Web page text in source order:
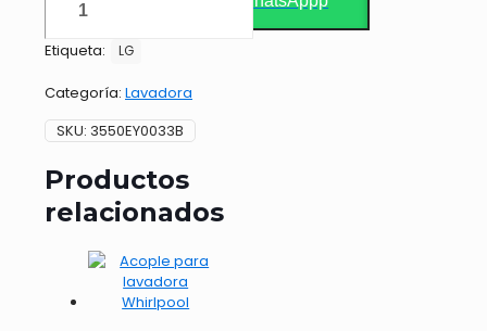
Etiqueta: LG
Categoría: Lavadora
SKU: 3550EY0033B
Productos
relacionados